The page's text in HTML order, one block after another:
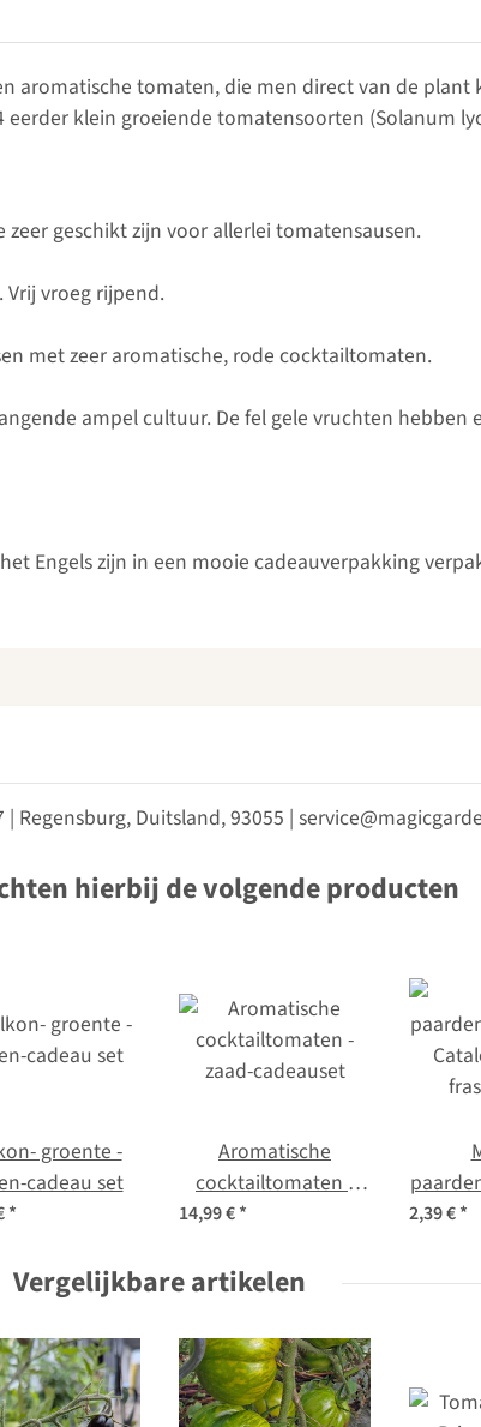
aromatische tomaten, die men direct van de plant
klein groeiende tomatensoorten (Solanum
geschikt zijn voor allerlei tomatensausen.
vroeg rijpend.
met zeer aromatische, rode cocktailtomaten.
ampel cultuur. De fel gele vruchten hebben
Engels zijn in een mooie cadeauverpakking
Regensburg, Duitsland, 93055 |
hierbij de volgende producten
groente -
cadeau set
*
Aromatische
cocktailtomaten -
zaad-cadeauset
14,99 €* 2,39 €*
Vergelijkbare artikelen